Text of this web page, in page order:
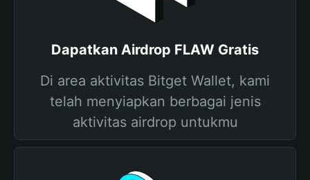
Dapatkan Airdrop FLAW Gratis
Di area aktivitas Bitget Wallet, kami
telah menyiapkan berbagai jenis
aktivitas airdrop untukmu